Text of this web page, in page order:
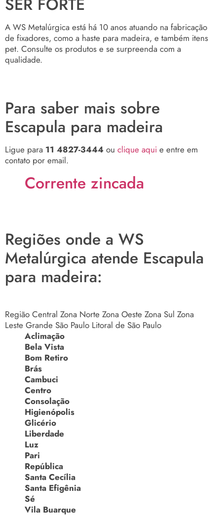
A WS Metalúrgica está há 10 anos atuando na fabricação
de fixadores, como a haste para madeira, e também itens
pet. Consulte os produtos e se surpreenda com a
qualidade.
Para saber mais sobre
Escapula para madeira
Ligue para 11 4827-3444 ou clique aqui e entre em
contato por email.
Corrente zincada
Regiões onde a WS
Metalúrgica atende Escapula
para madeira:
Região Central Zona Norte Zona Oeste Zona Sul Zona
Leste Grande São Paulo Litoral de São Paulo
Aclimação
Bela Vista
Bom Retiro
Brás
Cambuci
Centro
Consolação
Higienópolis
Glicério
Liberdade
Luz
Pari
República
Santa Cecília
Santa Efigênia
Sé
Vila Buarque